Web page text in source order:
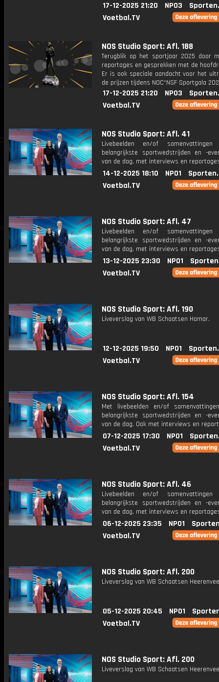
17-12-2025 21:20 NPO3
Voetbal.TV
NOS Studio Sport: Afl. 188
Terugblik op het sportjaar 2025 door
reportages en gesprekken met de
Er is ook speciale aandacht voor het
de prijzen tijdens NOC*NSF Sportgala
17-12-2025 21:20 NPO3
Voetbal.TV
NOS Studio Sport: Afl. 41
Livebeelden en/of
belangrijkste sportwedstrijden en -
van de dag, met interviews en
14-12-2025 18:10 NPO1
Voetbal.TV
NOS Studio Sport: Afl. 47
Livebeelden en/of
belangrijkste sportwedstrijden en -
van de dag, met interviews en
13-12-2025 23:30 NPO1
Voetbal.TV
NOS Studio Sport: Afl. 190
Liveverslag van WB Schaatsen Hamar.
12-12-2025 19:50 NPO1
Voetbal.TV
NOS Studio Sport: Afl. 154
Met livebeelden en/of
belangrijkste sportwedstrijden en -
van de dag. Ook met interviews en
07-12-2025 17:30 NPO1
Voetbal.TV
NOS Studio Sport: Afl. 46
Livebeelden en/of
belangrijkste sportwedstrijden en -
van de dag, met interviews en
06-12-2025 23:35 NPO1
Voetbal.TV
NOS Studio Sport: Afl. 200
Liveverslag van WB Schaatsen
05-12-2025 20:45 NPO1
Voetbal.TV
NOS Studio Sport: Afl. 200
Liveverslag van WB Schaatsen